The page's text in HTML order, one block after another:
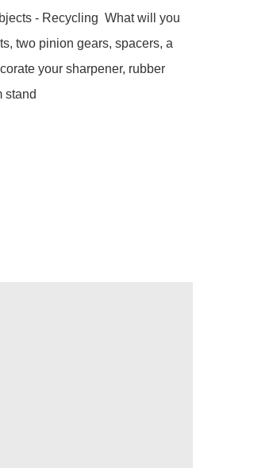
- Recycling  What will you
two pinion gears, spacers, a
your sharpener, rubber
stand